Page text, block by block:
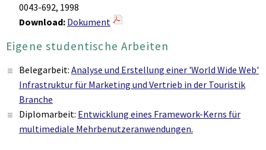
0043-692, 1998
Download: Dokument
Eigene studentische Arbeiten
Belegarbeit: Analyse und Erstellung einer 'World Wide Web'
Infrastruktur für Marketing und Vertrieb in der Touristik
Branche
Diplomarbeit: Entwicklung eines Framework-Kerns für
multimediale Mehrbenutzeranwendungen.